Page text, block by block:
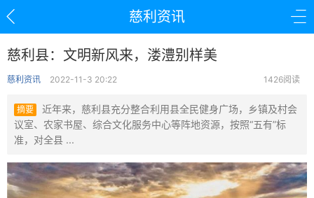
慈利资讯
慈利县：文明新风来，溇澧别样美
慈利资讯 2022-11-3 20:22 1426阅读
摘要
近年来，慈利县充分整合利用县全民健身广场，乡镇及村会
议室、农家书屋、综合文化服务中心等阵地资源，按照“五有”标
准，对全县 ...